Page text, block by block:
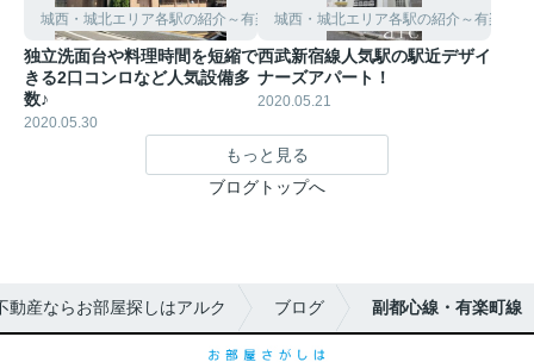
城西・城北エリア各駅の紹介～有楽町線～
独立洗面台や料理時間を短縮で
きる2口コンロなど人気設備多
数♪
2020.05.30
城西・城北エリア各駅の紹介～有楽町
西武新宿線人気駅の駅近デザイ
ナーズアパート！
2020.05.21
もっと見る
ブログトップへ
動産ならお部屋探しはアルク ブログ 副都心線・有楽町線